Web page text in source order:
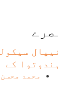
نیپال
ہندوتوا کے
محمد